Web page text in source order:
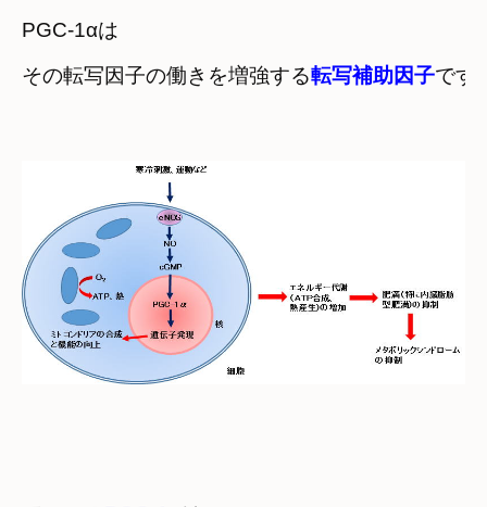
PGC-1αは
その転写因子の働きを増強する転写補助因子です